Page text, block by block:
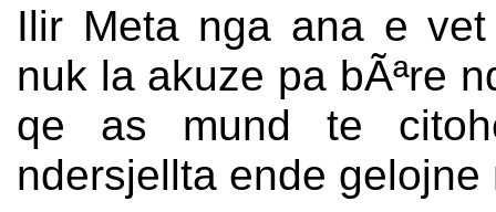
Ilir Meta nga ana e
nuk la akuze pa bÃªre
qe as mund te
ndersjellta ende gelojne